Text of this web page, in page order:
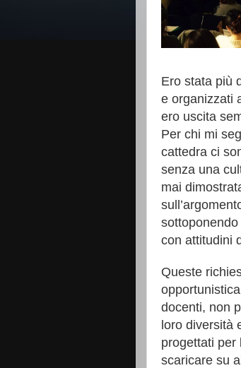
Ero stata più
e organizzati
ero uscita
Per chi mi
cattedra ci
senza una
mai
con attitudini
Queste
docenti, non
loro diversità
progettati per
scaricare su